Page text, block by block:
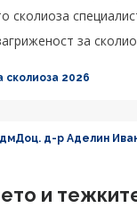
сколиоза
за
2026
Доц. д-р Аделин
и